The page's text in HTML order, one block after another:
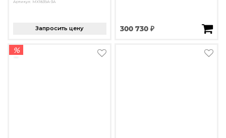
Артикул: MX1839A-3A
Запросить цену 300 730 ₽
%